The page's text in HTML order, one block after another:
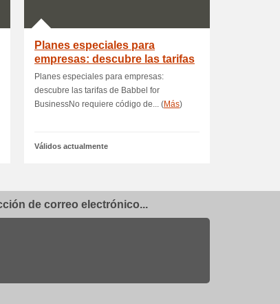
Planes especiales para
empresas: descubre las tarifas
de Bab
Planes especiales para empresas:
descubre las tarifas de Babbel for
BusinessNo requiere código de... (Más)
Válidos actualmente
de correo electrónico...